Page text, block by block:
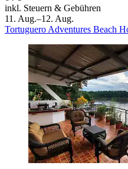
inkl. Steuern & Gebühren
11. Aug.–12. Aug.
Tortuguero Adventures Beach